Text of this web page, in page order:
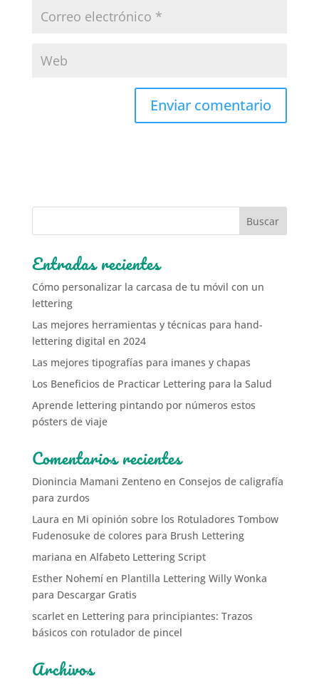
Entradas recientes
Cómo personalizar la carcasa de tu móvil con un
lettering
Las mejores herramientas y técnicas para hand-
lettering digital en 2024
Las mejores tipografías para imanes y chapas
Los Beneficios de Practicar Lettering para la Salud
Aprende lettering pintando por números estos
pósters de viaje
Comentarios recientes
Dionincia Mamani Zentenoen Consejos de caligrafía
para zurdos
Laura en Mi opinión sobre los Rotuladores Tombow
Fudenosuke de colores para Brush Lettering
mariana en Alfabeto Lettering Script
Esther Nohemíen Plantilla Lettering Willy Wonka
para Descargar Gratis
scarleten Lettering para principiantes: Trazos
básicos con rotulador de pincel
Archivos